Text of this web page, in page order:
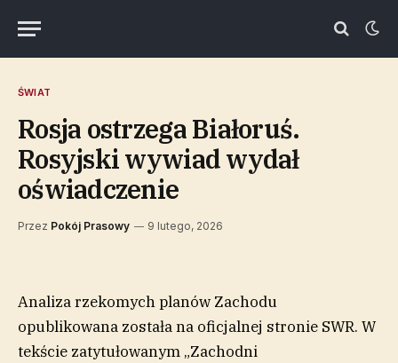
ŚWIAT
Rosja ostrzega Białoruś.
Rosyjski wywiad wydał
oświadczenie
Przez Pokój Prasowy 9 lutego, 2026
Analiza rzekomych planów Zachodu
opublikowana została na oficjalnej stronie SWR. W
tekście zatytułowanym „Zachodni